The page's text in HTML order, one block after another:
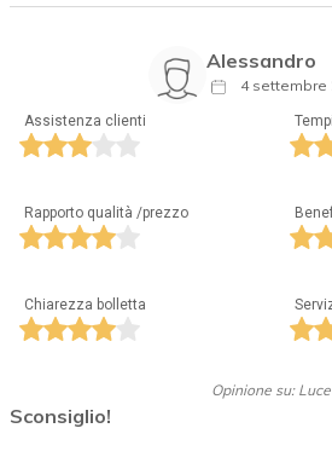
Alessandro
4 settembre
Assistenza clienti
Rapporto qualità /prezzo
Chiarezza bolletta
Opinione su: Luce
Sconsiglio!